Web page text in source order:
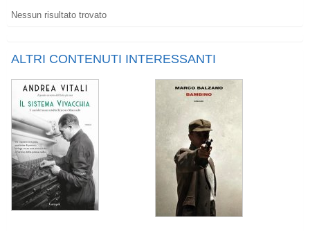
Nessun risultato trovato
ALTRI CONTENUTI INTERESSANTI